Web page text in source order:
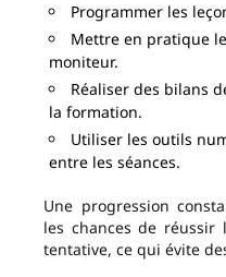
Programmer les
Mettre en pratique
moniteur.
Réaliser des bilans
la formation.
Utiliser les outils
entre les séances.
Une progression
les chances de réussir
tentative, ce qui évite